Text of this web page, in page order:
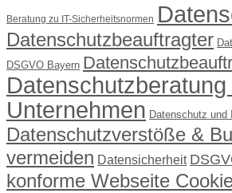
Beratung zu IT-Sicherheitsnormen
Datenschutzbeauftragter
DSGVO Bayern
Datenschutzberatung
Unternehmen Datenschutz und
Datenschutzverstöße &
vermeiden Datensicherheit
konforme Webseite